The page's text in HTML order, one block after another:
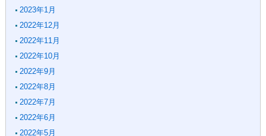
2023年1月
2022年12月
2022年11月
2022年10月
2022年9月
2022年8月
2022年7月
2022年6月
2022年5月